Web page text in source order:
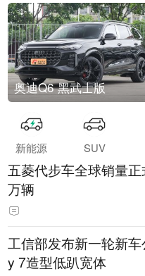
奥迪Q6 黑武士版
新能源 SUV
五菱代步车全球销量
万辆
工信部发布新一轮新
y 7造型低趴宽体